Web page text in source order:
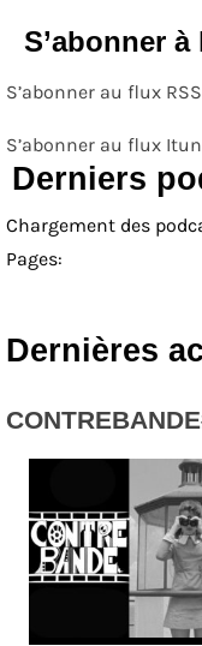
S’abonner à
S’abonner au flux RSS
S’abonner au flux
Derniers
Chargement des
Pages:
Dernières